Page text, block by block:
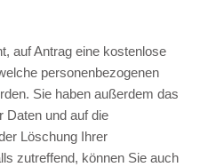
auf Antrag eine kostenlose
personenbezogenen
Sie haben außerdem das
Daten und auf die
Löschung Ihrer
zutreffend, können Sie auch